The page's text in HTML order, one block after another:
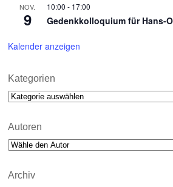
NOV.
9
10:00 - 17:00
Gedenkkolloquium für Hans-
Kalender anzeigen
Kategorien
Kategorien
Autoren
Archiv